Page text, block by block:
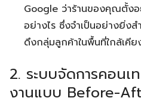
Google ว่าร้านของคุณตั้งอ
อย่างไร ซึ่งจำเป็นอย่างยิ่ง
ดึงกลุ่มลูกค้าในพื้นที่ใกล้เคีย
2. ระบบจัดการคอนเ
งานแบบ Before-